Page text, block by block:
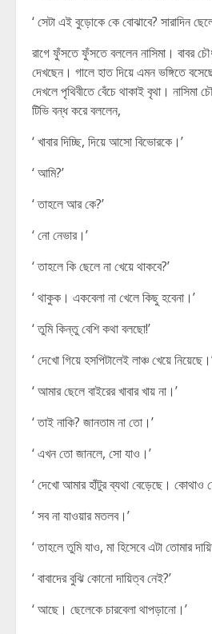
‘ সেটা এই বুড়োকে কে বোঝাবে? সারাদিন
রাগে ফুঁসতে ফুঁসতে বললেন নাসিমা। বাবর
দেখছেন। গালে হাত দিয়ে এমন ভঙ্গিতে
দেখলে পৃথিবীতে বেঁচে থাকাই বৃথা। নাসিমা
টিভি বন্ধ করে বললেন,
‘ খাবার দিচ্ছি, দিয়ে আসো বিভোরকে।’
‘ আমি?’
‘ তাহলে আর কে?’
‘ নো নেভার।’
‘ তাহলে কি ছেলে না খেয়ে থাকবে?’
‘ থাকুক। একবেলা না খেলে কিছু হবেনা।’
‘ তুমি কিন্তু বেশি কথা বলছো!’
‘ দেখো গিয়ে হসপিটালেই লাঞ্চ খেয়ে
‘ আমার ছেলে বাইরের খাবার খায় না।’
‘ তাই নাকি? জানতাম না তো।’
‘ এখন তো জানলে, সো যাও।’
‘ দেখো আমার হাঁটুর ব্যথা বেড়েছে। কোথাও
‘ সব না যাওয়ার মতলব।’
‘ তাহলে তুমি যাও, মা হিসেবে এটা তোমার
‘ বাবাদের বুঝি কোনো দায়িত্ব নেই?’
‘ আছে। ছেলেকে চারবেলা থাপড়ানো।’